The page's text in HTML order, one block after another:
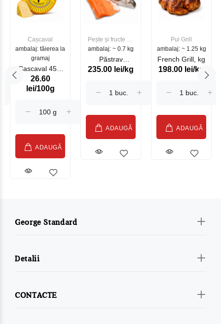
Cașcaval
ambalaj: tăierea la
gramaj
Cascaval 45%
Maasdam
Sublime Cow
26.60
lei/100g
ADAUGĂ
Pește și fructe de
mare
ambalaj: ~ 0.7 kg
Păstrav
Somonat
235.00 lei/kg
ADAUGĂ
Pui Grill
ambalaj: ~ 1.25 kg
French Grill, kg
198.00 lei/kg
ADAUGĂ
George Standard
Detalii
CONTACTE